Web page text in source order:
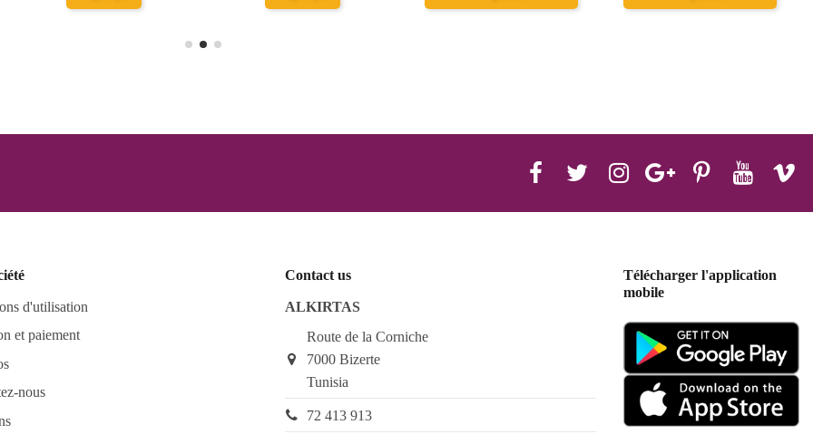
d'utilisation
et paiement
nous
Contact us
ALKIRTAS
Route de la Corniche
7000 Bizerte
Tunisia
72 413 913
Télécharger l'application
mobile